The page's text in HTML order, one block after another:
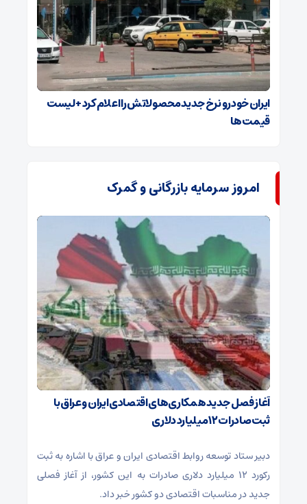
ایران خودرو نرخ جدید محصولاتش را اعلام کرد + لیست
قیمت ها
امروز سرمایه بازرگانی و گمرک
آغاز فصل جدید همکاری‌های اقتصادی ایران و عراق با
ثبت صادرات ۱۲ میلیارد دلاری
دبیر ستاد توسعه روابط اقتصادی ایران و عراق با اشاره به ثبت
رکورد ۱۲ میلیارد دلاری صادرات به این کشور، از آغاز فصلی
جدید در مناسبات اقتصادی دو کشور خبر داد.